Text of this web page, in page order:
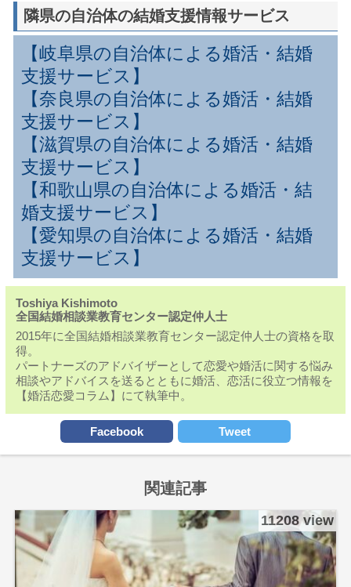
隣県の自治体の結婚支援情報サービス
【岐阜県の自治体による婚活・結婚
支援サービス】
【奈良県の自治体による婚活・結婚
支援サービス】
【滋賀県の自治体による婚活・結婚
支援サービス】
【和歌山県の自治体による婚活・結
婚支援サービス】
【愛知県の自治体による婚活・結婚
支援サービス】
Toshiya Kishimoto
全国結婚相談業教育センター認定仲人士
2015年に全国結婚相談業教育センター認定仲人士の資格を取
得。
パートナーズのアドバイザーとして恋愛や婚活に関する悩み
相談やアドバイスを送るとともに婚活、恋活に役立つ情報を
【婚活恋愛コラム】にて執筆中。
Facebook Tweet
関連記事
11208 view